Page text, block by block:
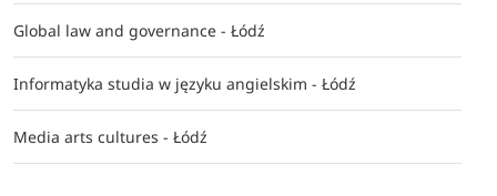
Wyższa Szkoła Biznesu w Gorzowie Wielkopolskim
Karkonoska Akademia Nauk Stosowanych w Jeleniej Górze
Global law and governance - Łódź
Informatyka studia w języku angielskim - Łódź
Media arts cultures - Łódź